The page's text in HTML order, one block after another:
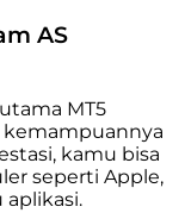
AS
MT5
kamu bisa
seperti Apple,
aplikasi.